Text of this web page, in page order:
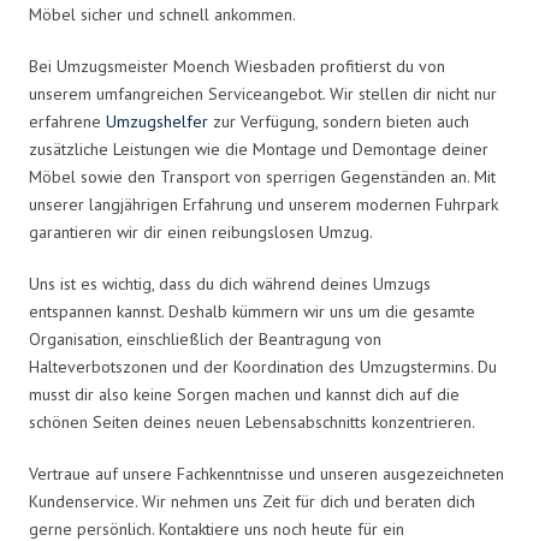
Möbel sicher und schnell ankommen.
Bei Umzugsmeister Moench Wiesbaden profitierst du von
unserem umfangreichen Serviceangebot. Wir stellen dir nicht nur
erfahrene Umzugshelfer zur Verfügung, sondern bieten auch
zusätzliche Leistungen wie die Montage und Demontage deiner
Möbel sowie den Transport von sperrigen Gegenständen an. Mit
unserer langjährigen Erfahrung und unserem modernen Fuhrpark
garantieren wir dir einen reibungslosen Umzug.
Uns ist es wichtig, dass du dich während deines Umzugs
entspannen kannst. Deshalb kümmern wir uns um die gesamte
Organisation, einschließlich der Beantragung von
Halteverbotszonen und der Koordination des Umzugstermins. Du
musst dir also keine Sorgen machen und kannst dich auf die
schönen Seiten deines neuen Lebensabschnitts konzentrieren.
Vertraue auf unsere Fachkenntnisse und unseren ausgezeichneten
Kundenservice. Wir nehmen uns Zeit für dich und beraten dich
gerne persönlich. Kontaktiere uns noch heute für ein